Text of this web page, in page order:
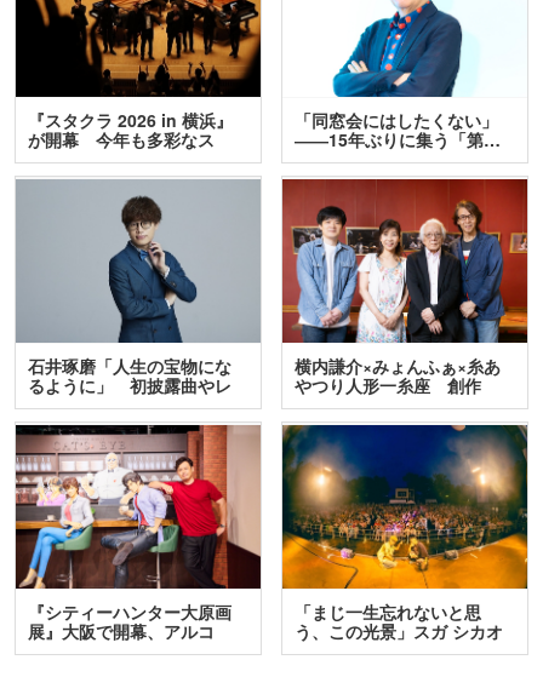
『スタクラ 2026 in 横浜』
が開幕 今年も多彩なス
テ…
「同窓会にはしたくない」
――15年ぶりに集う「第…
石井琢磨「人生の宝物にな
るように」 初披露曲やレ
ア…
横内謙介×みょんふぁ×糸あ
やつり人形一糸座 創作
人…
『シティーハンター大原画
展』大阪で開幕、アルコ
＆…
「まじ一生忘れないと思
う、この光景」スガ シカオ
と…